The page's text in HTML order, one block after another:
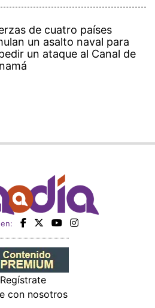
de cuatro países
un asalto naval para
un ataque al Canal de
Regístrate
con nosotros